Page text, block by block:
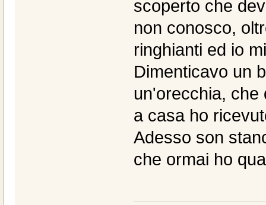
scoperto che
non conosco,
ringhianti ed io
Dimenticavo un
un'orecchia, che
a casa ho
Adesso son
che ormai ho